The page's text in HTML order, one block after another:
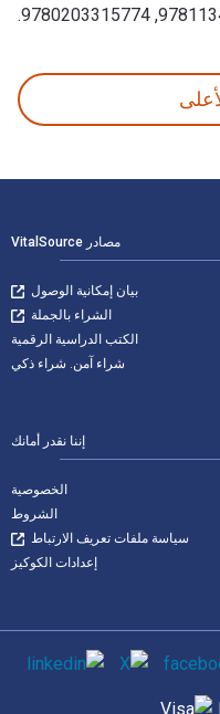
مصادر VitalSource
بيان إمكانية الوصول
الشراء بالجملة
الكتب الدراسية الرقمية
شراء آمن. شراء ذكي
إننا نقدر أمانك
الخصوصية
الشروط
سياسة ملفات تعريف الارتباط
إعدادات الكوكيز